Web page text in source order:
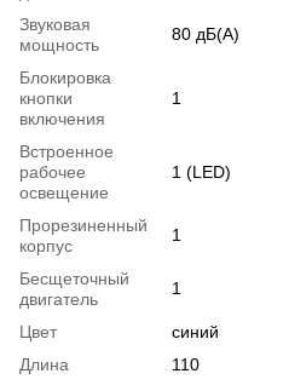
Звуковая
мощность
80 дБ(А)
Блокировка
кнопки
включения
1
Встроенное
рабочее
освещение
1 (LED)
Прорезиненный
корпус
1
Бесщеточный
двигатель
1
Цвет
синий
Длина
110